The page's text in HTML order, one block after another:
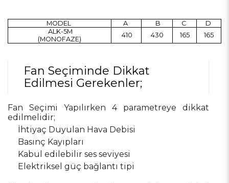
MODEL A B C
D
ALK-5M
(MONOFAZE)
410 430 165 165
Fan Seçiminde Dikkat
Edilmesi Gerekenler;
Fan Seçimi Yapılırken 4 parametreye dikkat
edilmelidir;
İhtiyaç Duyulan Hava Debisi
Basınç Kayıpları
Kabul edilebilir ses seviyesi
Elektriksel güç bağlantı tipi